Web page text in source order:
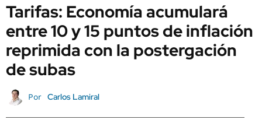
Tarifas: Economía acumulará
entre 10 y 15 puntos de inflación
reprimida con la postergación
de subas
Por Carlos Lamiral